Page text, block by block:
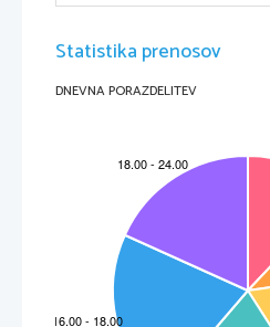
Statistika prenosov
DNEVNA PORAZDELITEV